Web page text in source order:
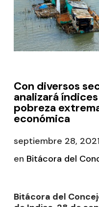
Con diversos
analizará
pobreza
económica
septiembre 28, 2021
en Bitácora del
Bitácora del